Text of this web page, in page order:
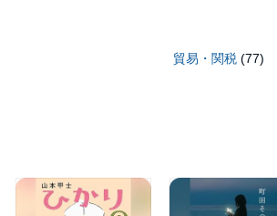
貿易・関税 (77)